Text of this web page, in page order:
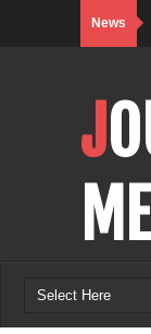
News
JOURNEY OF
ME